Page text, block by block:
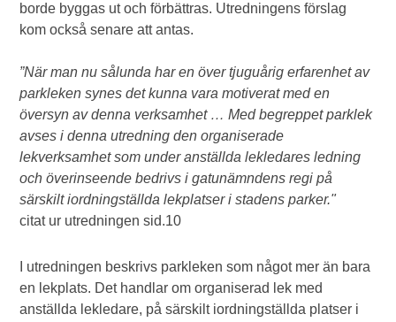
borde byggas ut och förbättras. Utredningens förslag
kom också senare att antas.
”När man nu sålunda har en över tjuguårig erfarenhet av
parkleken synes det kunna vara motiverat med en
översyn av denna verksamhet … Med begreppet parklek
avses i denna utredning den organiserade
lekverksamhet som under anställda lekledares ledning
och överinseende bedrivs i gatunämndens regi på
särskilt iordningställda lekplatser i stadens parker."
citat ur utredningen sid.10
I utredningen beskrivs parkleken som något mer än bara
en lekplats. Det handlar om organiserad lek med
anställda lekledare, på särskilt iordningställda platser i